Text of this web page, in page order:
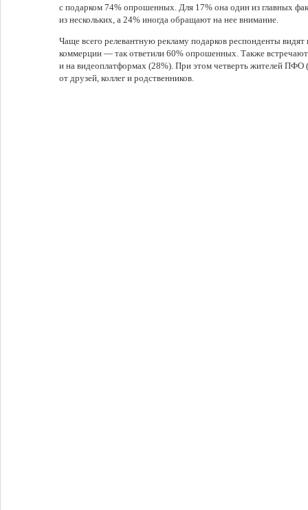
с подарком 74% опрошенных. Для 17% она один из главных
из нескольких, а 24% иногда обращают на нее внимание.
Чаще всего релевантную рекламу подарков респонденты
коммерции — так ответили 60% опрошенных. Также встречают
и на видеоплатформах (28%). При этом четверть жителей ПФО
от друзей, коллег и родственников.